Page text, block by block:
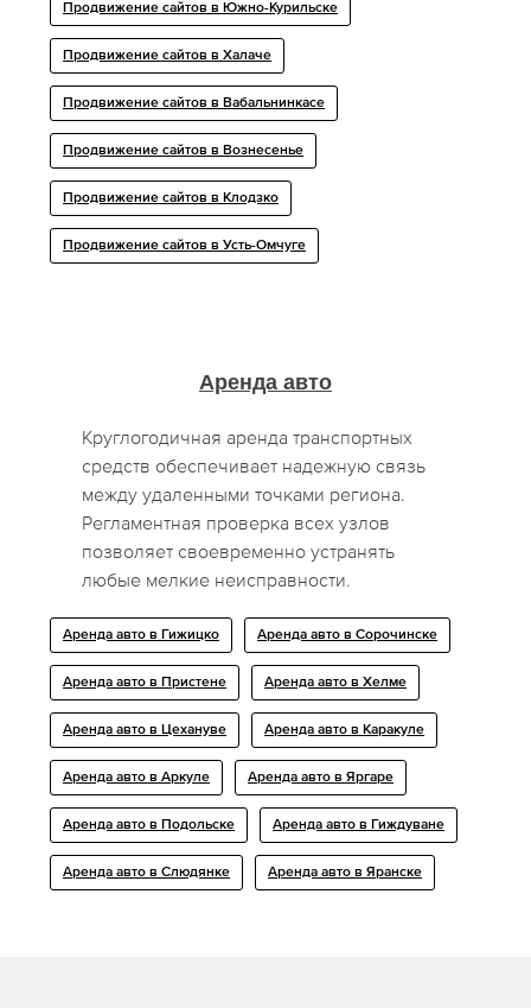
Продвижение сайтов в Южно-Курильске
Продвижение сайтов в Халаче
Продвижение сайтов в Вабальнинкасе
Продвижение сайтов в Вознесенье
Продвижение сайтов в Клодзко
Продвижение сайтов в Усть-Омчуге
Аренда авто
Круглогодичная аренда транспортных
средств обеспечивает надежную связь
между удаленными точками региона.
Регламентная проверка всех узлов
позволяет своевременно устранять
любые мелкие неисправности.
Аренда авто в Гижицко Аренда авто в Сорочинске
Аренда авто в Пристене Аренда авто в Хелме
Аренда авто в Цехануве Аренда авто в Каракуле
Аренда авто в Аркуле Аренда авто в Яргаре
Аренда авто в Подольске Аренда авто в Гиждуване
Аренда авто в Слюдянке Аренда авто в Яранске